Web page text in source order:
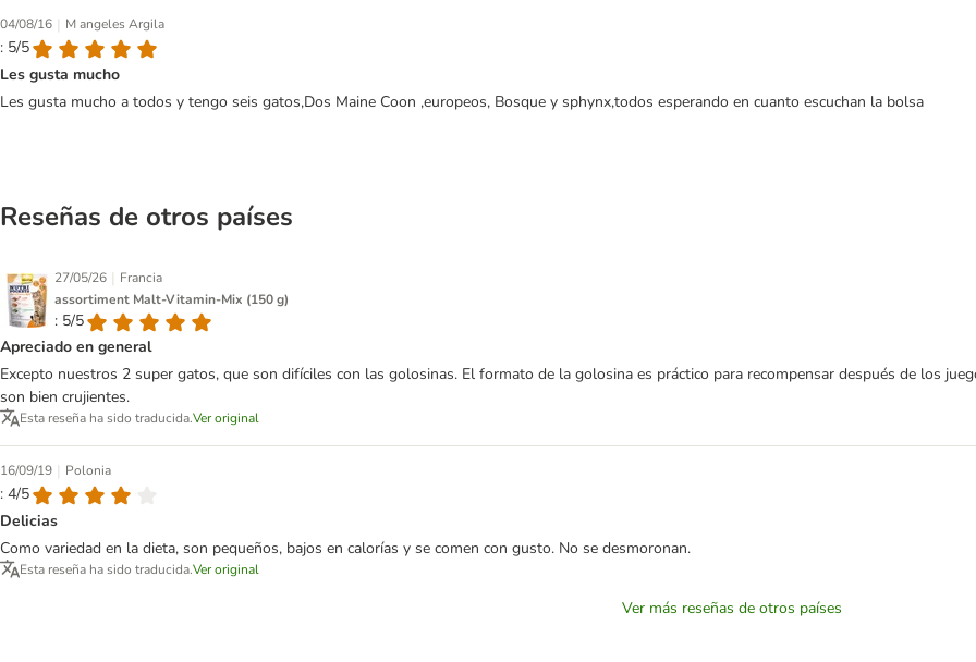
04/08/16 | M angeles Argila
: 5/5
Les gusta mucho
Les gusta mucho a todos y tengo seis gatos,Dos Maine Coon ,europeos, Bosque y sphynx,todos esperando en cuanto escuchan la bolsa
Reseñas de otros países
27/05/26 | Francia
assortiment Malt-Vitamin-Mix (150 g)
: 5/5
Apreciado en general
Excepto nuestros 2 super gatos, que son difíciles con las golosinas. El formato de la golosina es práctico para recompensar después de los
son bien crujientes.
Esta reseña ha sido traducida.Ver original
16/09/19 | Polonia
: 4/5
Delicias
Como variedad en la dieta, son pequeños, bajos en calorías y se comen con gusto. No se desmoronan.
Esta reseña ha sido traducida.Ver original
Ver más reseñas de otros países